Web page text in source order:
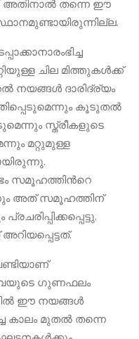
അതിനാൽ തന്നെ ഈ
ചില മിത്തുകൾക്ക്
നയങ്ങൾ ദാരിദ്ര്യം
കൂടുതൽ
സ്ത്രീകളുടെ
മറ്റുമുള്ള
സമൂഹത്തിന്‍റെ
അത് സമൂഹത്തിന്
ഗുണഫലം
ഈ നയങ്ങൾ
കാലം മുതൽ തന്നെ